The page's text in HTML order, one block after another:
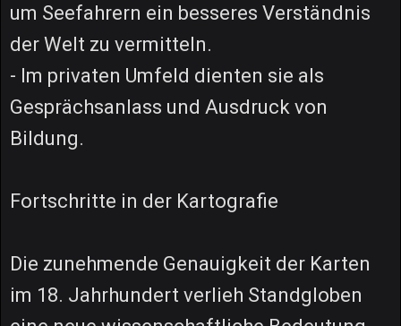
um Seefahrern ein besseres Verständnis
der Welt zu vermitteln.
- Im privaten Umfeld dienten sie als
Gesprächsanlass und Ausdruck von
Bildung.
Fortschritte in der Kartografie
Die zunehmende Genauigkeit der Karten
im 18. Jahrhundert verlieh Standgloben